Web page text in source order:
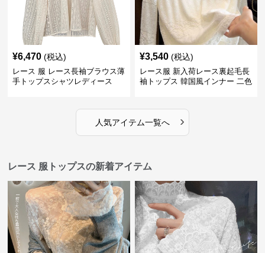
¥6,470 (税込)
レース 服 レース長袖ブラウス薄
手トップスシャツレディース
¥3,540 (税込)
レース服 新入荷レース裏起毛長
袖トップス 韓国風インナー 二色
人気アイテム一覧へ ›
レース 服トップスの新着アイテム